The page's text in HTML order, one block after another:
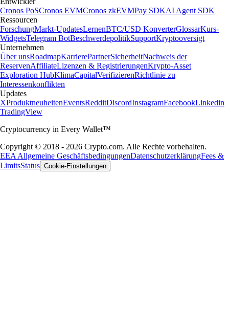
Cronos PoSCronos EVMCronos zkEVMPay SDKAI Agent SDK
Ressourcen
ForschungMarkt-UpdatesLernenBTC/USD KonverterGlossarKurs-
WidgetsTelegram BotBeschwerdepolitikSupportKryptooversigt
Unternehmen
Über unsRoadmapKarrierePartnerSicherheitNachweis der
ReservenAffiliateLizenzen & RegistrierungenKrypto-Asset
Exploration HubKlimaCapitalVerifizierenRichtlinie zu
Interessenkonflikten
Updates
XProduktneuheitenEventsRedditDiscordInstagramFacebookLinkedin
TradingView
Cryptocurrency in Every Wallet™
Copyright © 2018 - 2026 Crypto.com. Alle Rechte vorbehalten.
EEA Allgemeine GeschäftsbedingungenDatenschutzerklärungFees &
LimitsStatus Cookie-Einstellungen